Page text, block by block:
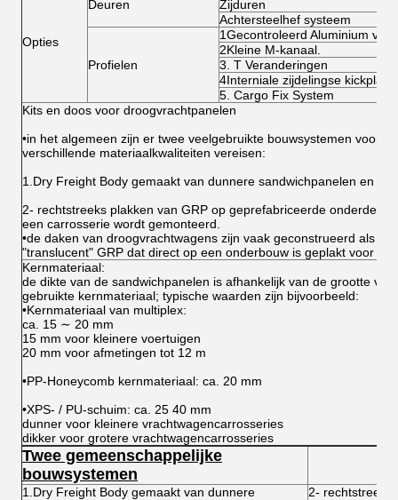
Opties
Deuren
Zijduren
Achtersteelhef systeem
Profielen
1Gecontroleerd Aluminium
2Kleine M-kanaal.
3. T Veranderingen
4Interniale zijdelingse
5. Cargo Fix System
Kits en doos voor droogvrachtpanelen
•in het algemeen zijn er twee veelgebruikte bouwsystemen voor
verschillende materiaalkwaliteiten vereisen:
1.Dry Freight Body gemaakt van dunnere sandwichpanelen en
2- rechtstreeks plakken van GRP op geprefabriceerde
een carrosserie wordt gemonteerd.
•de daken van droogvrachtwagens zijn vaak geconstrueerd als
"translucent" GRP dat direct op een onderbouw is geplakt voor
Kernmateriaal:
de dikte van de sandwichpanelen is afhankelijk van de grootte
gebruikte kernmateriaal; typische waarden zijn bijvoorbeeld:
•Kernmateriaal van multiplex:
ca. 15 ∼ 20 mm
15 mm voor kleinere voertuigen
20 mm voor afmetingen tot 12 m
•PP-Honeycomb kernmateriaal: ca. 20 mm
•XPS- / PU-schuim: ca. 25 40 mm
dunner voor kleinere vrachtwagencarrosseries
dikker voor grotere vrachtwagencarrosseries
Twee gemeenschappelijke
bouwsystemen
1.Dry Freight Body gemaakt van dunnere
2- rechtstreeks